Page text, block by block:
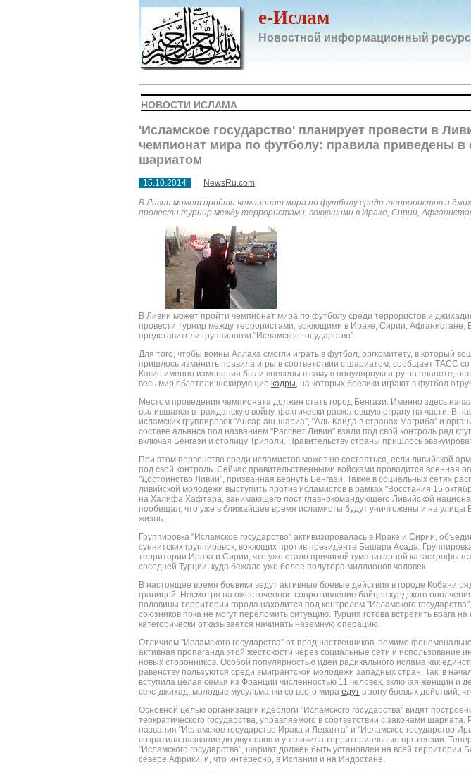
e-Ислам
Новостной информационный ресурс
НОВОСТИ ИСЛАМА
'Исламское государство' планирует провести в
чемпионат мира по футболу: правила приведены в
шариатом
15.10.2014
NewsRu.com
В Ливии может пройти чемпионат мира по футболу среди террористов и
провести турнир между террористами, воюющими в Ираке, Сирии,
В Ливии может пройти чемпионат мира по футболу среди террористов и
провести турнир между террористами, воюющими в Ираке, Сирии, Афганистане,
представители группировки "Исламское государство".
Для того, чтобы воины Аллаха смогли играть в футбол, оргкомитету, в который
пришлось изменить правила игры в соответствии с шариатом, сообщает ТАСС
Какие именно изменения были внесены в самую популярную игру на планете,
весь мир облетели шокирующие кадры, на которых боевики играют в футбол
Местом проведения чемпионата должен стать город Бенгази. Именно здесь
вылившаяся в гражданскую войну, фактически расколовшую страну на части. В
исламских группировок "Ансар аш-шариа", "Аль-Каида в странах Магриба" и
составе альянса под названием "Рассвет Ливии" взяли под свой контроль ряд
включая Бенгази и столицу Триполи. Правительству страны пришлось
При этом первенство среди исламистов может не состояться, если ливийской
под свой контроль. Сейчас правительственными войсками проводится военная
"Достоинство Ливии", призванная вернуть Бенгази. Также в социальных сетях
ливийской молодежи выступить против исламистов в рамках "Восстания 15
на Халифа Хафтара, занимающего пост главнокомандующего Ливийской
пообещал, что уже в ближайшее время исламисты будут уничтожены и на улицы
жизнь.
Группировка "Исламское государство" активизировалась в Ираке и Сирии,
суннитских группировок, воюющих против президента Башара Асада.
территории Ирака и Сирии, что уже стало причиной гуманитарной катастрофы в
соседней Турции, куда бежало уже более полутора миллионов человек.
В настоящее время боевики ведут активные боевые действия в городе Кобани
границей. Несмотря на ожесточенное сопротивление бойцов курдского
половины территории города находится под контролем "Исламского государства".
союзников пока не могут переломить ситуацию. Турция готова встретить врага на
категорически отказывается начинать наземную операцию.
Отличием "Исламского государства" от предшественников, помимо
активная пропаганда этой жестокости через социальные сети и использование
новых сторонников. Особой популярностью идеи радикального ислама как
равенству пользуются среди эмигрантской молодежи западных стран. Так, в
вступила целая семья из Франции численностью 11 человек, включая женщин и
секс-джихад: молодые мусульманки со всего мира едут в зону боевых действий,
Основной целью организации идеологи "Исламского государства" видят
теократического государства, управляемого в соответствии с законами
названия "Исламское государство Ирака и Леванта" и "Исламское государство
сократила название до двух слов и увеличила территориальные претензии.
"Исламского государства", шариат должен быть установлен на всей территории
севере Африки, и, что интересно, в Испании и на Индостане.